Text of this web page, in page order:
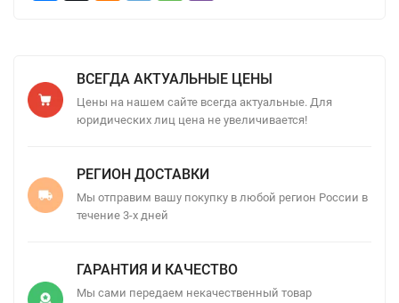
ВСЕГДА АКТУАЛЬНЫЕ ЦЕНЫ
Цены на нашем сайте всегда актуальные. Для
юридических лиц цена не увеличивается!
РЕГИОН ДОСТАВКИ
Мы отправим вашу покупку в любой регион России в
течение 3-х дней
ГАРАНТИЯ И КАЧЕСТВО
Мы сами передаем некачественный товар